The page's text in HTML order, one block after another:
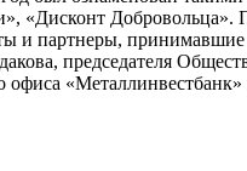
Добровольца».
и партнеры,
председателя
офиса